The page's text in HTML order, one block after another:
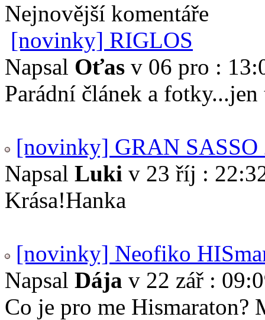
Nejnovější komentáře
[novinky] RIGLOS
Napsal Oťas v 06 pro :
Parádní článek a
[novinky] GRAN SASSO
Napsal Luki v 23 říj :
Krása!Hanka
[novinky] Neofiko
Napsal Dája v 22 zář :
Co je pro me Hismaraton?